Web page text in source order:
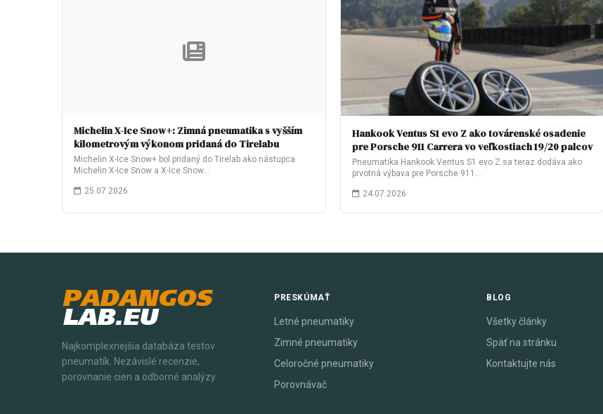
Michelin X-Ice Snow+: Zimná pneumatika s vyšším
kilometrovým výkonom pridaná do Tirelabu
Michelin X-Ice Snow+ bol pridaný do Tirelab ako nástupca
Michelin X-Ice Snow a X-Ice Snow…
25.07.2026
Hankook Ventus S1 evo Z ako továrenské osadenie
pre Porsche 911 Carrera vo veľkostiach 19/20 palcov
Pneumatika Hankook Ventus S1 evo Z sa teraz dodáva ako
prvotná výbava pre Porsche 911…
24.07.2026
PADANGOS
LAB.EU
Najkomplexnejšia databáza testov
pneumatík. Nezávislé recenzie,
porovnanie cien a odborné analýzy.
PRESKÚMAŤ
Letné pneumatiky
Zimné pneumatiky
Celoročné pneumatiky
Porovnávač
BLOG
Všetky články
Späť na stránku
Kontaktujte nás